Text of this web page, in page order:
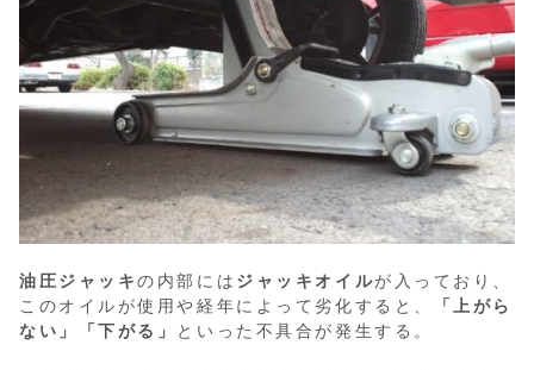
油圧ジャッキの内部には ジャッキオイルが入っており、
このオイルが使用や経年によって劣化すると、
「上がら
ない」「下がる」 といった不具合が発生する。